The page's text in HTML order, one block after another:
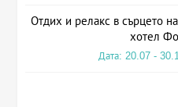
Отдих и релакс в сърцето
хотел
Дата: 20.07 -